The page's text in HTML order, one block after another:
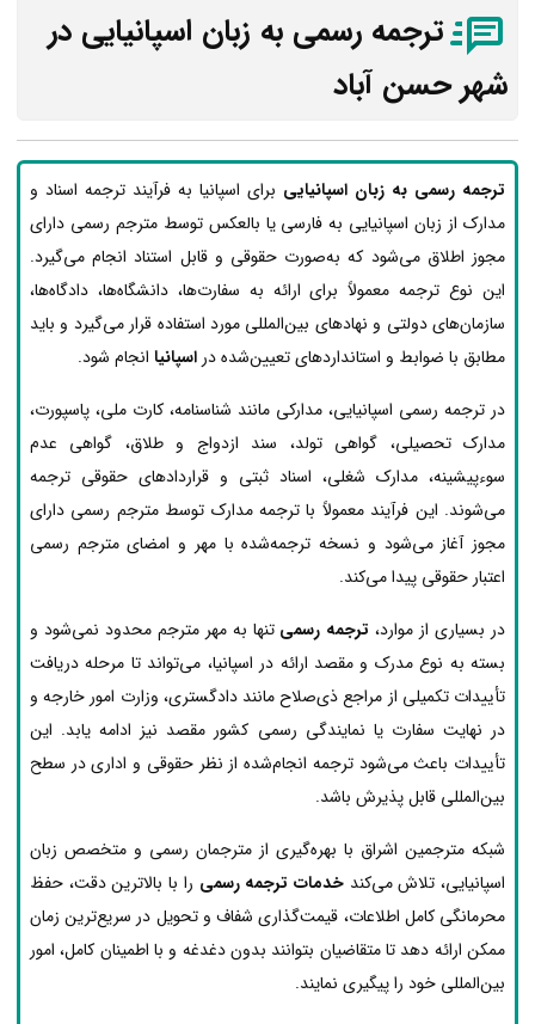
ترجمه رسمی به زبان اسپانیایی در
شهر حسن آباد
ترجمه رسمی به زبان اسپانیایی برای اسپانیا به فرآیند ترجمه اسناد و
مدارک از زبان اسپانیایی به فارسی یا بالعکس توسط مترجم رسمی دارای
مجوز اطلاق می‌شود که به‌صورت حقوقی و قابل استناد انجام می‌گیرد.
این نوع ترجمه معمولاً برای ارائه به سفارت‌ها، دانشگاه‌ها، دادگاه‌ها،
سازمان‌های دولتی و نهادهای بین‌المللی مورد استفاده قرار می‌گیرد و باید
مطابق با ضوابط و استانداردهای تعیین‌شده در اسپانیا انجام شود.
در ترجمه رسمی اسپانیایی، مدارکی مانند شناسنامه، کارت ملی، پاسپورت،
مدارک تحصیلی، گواهی تولد، سند ازدواج و طلاق، گواهی عدم
سوءپیشینه، مدارک شغلی، اسناد ثبتی و قراردادهای حقوقی ترجمه
می‌شوند. این فرآیند معمولاً با ترجمه مدارک توسط مترجم رسمی دارای
مجوز آغاز می‌شود و نسخه ترجمه‌شده با مهر و امضای مترجم رسمی
اعتبار حقوقی پیدا می‌کند.
در بسیاری از موارد، ترجمه رسمی تنها به مهر مترجم محدود نمی‌شود و
بسته به نوع مدرک و مقصد ارائه در اسپانیا، می‌تواند تا مرحله دریافت
تأییدات تکمیلی از مراجع ذی‌صلاح مانند دادگستری، وزارت امور خارجه و
در نهایت سفارت یا نمایندگی رسمی کشور مقصد نیز ادامه یابد. این
تأییدات باعث می‌شود ترجمه انجام‌شده از نظر حقوقی و اداری در سطح
بین‌المللی قابل پذیرش باشد.
شبکه مترجمین اشراق با بهره‌گیری از مترجمان رسمی و متخصص زبان
اسپانیایی، تلاش می‌کندخدمات ترجمه رسمی را با بالاترین دقت، حفظ
محرمانگی کامل اطلاعات، قیمت‌گذاری شفاف و تحویل در سریع‌ترین زمان
ممکن ارائه دهد تا متقاضیان بتوانند بدون دغدغه و با اطمینان کامل، امور
بین‌المللی خود را پیگیری نمایند.